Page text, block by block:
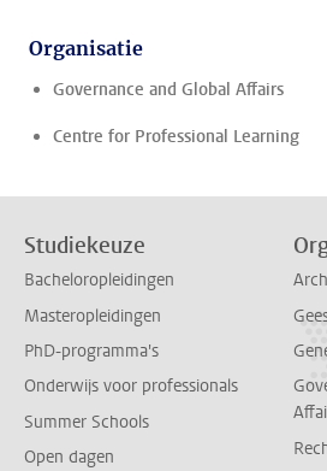
Organisatie
Governance and Global Affairs
Centre for Professional Learning
Studiekeuze
Bacheloropleidingen
Masteropleidingen
PhD-programma's
Onderwijs voor professionals
Summer Schools
Open dagen